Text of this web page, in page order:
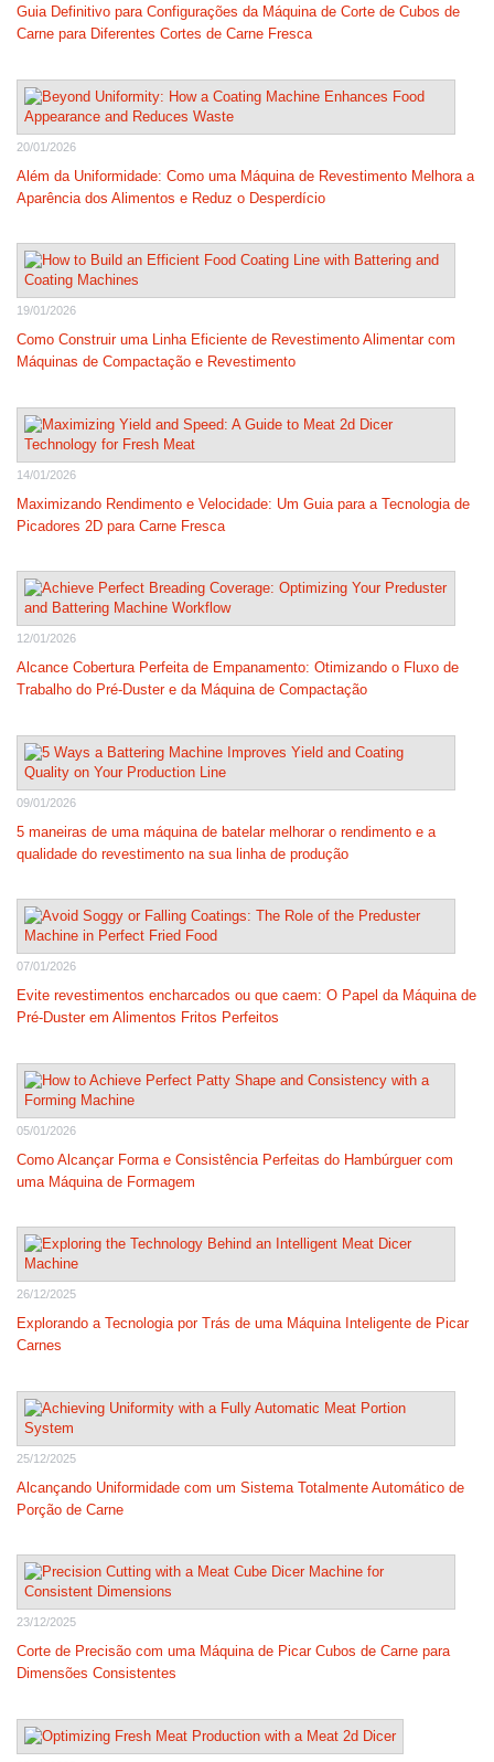
Guia Definitivo para Configurações da Máquina de Corte de Cubos de
Carne para Diferentes Cortes de Carne Fresca
20/01/2026
Além da Uniformidade: Como uma Máquina de Revestimento Melhora a
Aparência dos Alimentos e Reduz o Desperdício
19/01/2026
Como Construir uma Linha Eficiente de Revestimento Alimentar com
Máquinas de Compactação e Revestimento
14/01/2026
Maximizando Rendimento e Velocidade: Um Guia para a Tecnologia de
Picadores 2D para Carne Fresca
12/01/2026
Alcance Cobertura Perfeita de Empanamento: Otimizando o Fluxo de
Trabalho do Pré-Duster e da Máquina de Compactação
09/01/2026
5 maneiras de uma máquina de batelar melhorar o rendimento e a
qualidade do revestimento na sua linha de produção
07/01/2026
Evite revestimentos encharcados ou que caem: O Papel da Máquina de
Pré-Duster em Alimentos Fritos Perfeitos
05/01/2026
Como Alcançar Forma e Consistência Perfeitas do Hambúrguer com
uma Máquina de Formagem
26/12/2025
Explorando a Tecnologia por Trás de uma Máquina Inteligente de Picar
Carnes
25/12/2025
Alcançando Uniformidade com um Sistema Totalmente Automático de
Porção de Carne
23/12/2025
Corte de Precisão com uma Máquina de Picar Cubos de Carne para
Dimensões Consistentes